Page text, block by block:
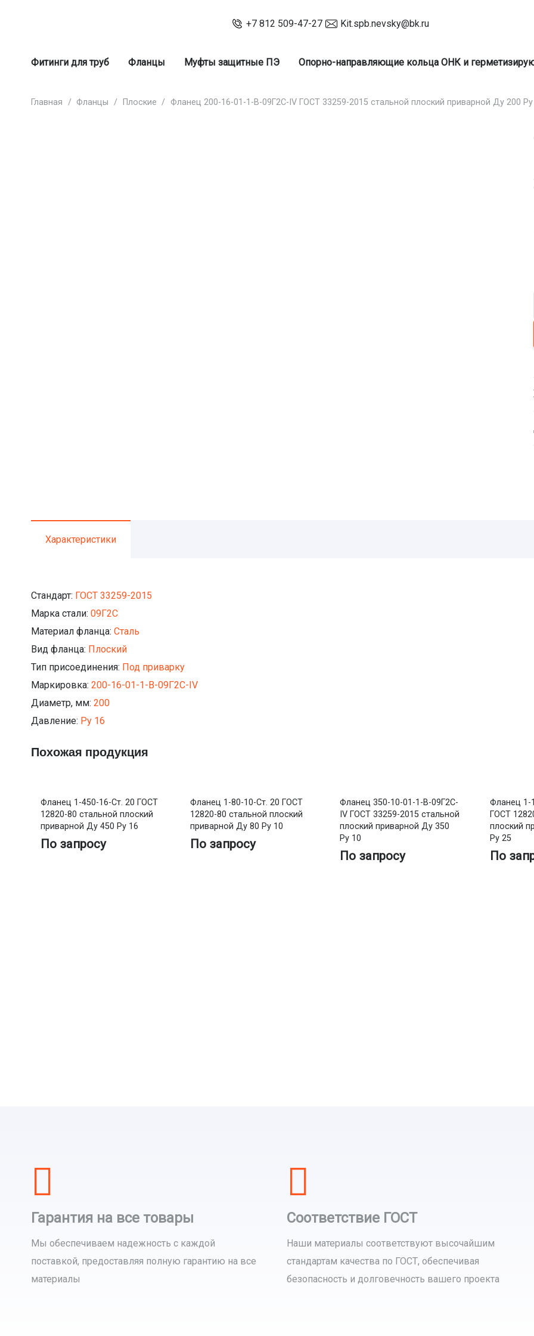
+7 812 509-47-27 Kit.spb.nevsky@bk.ru
Фитинги для труб Фланцы Муфты защитные ПЭ Опорно-направляющие кольца ОНК и
Главная / Фланцы / Плоские / Фланец 200-16-01-1-В-09Г2С-IV ГОСТ 33259-2015 стальной плоский приварной Ду 200 Ру
Характеристики
Стандарт: ГОСТ 33259-2015
Марка стали: 09Г2С
Материал фланца: Сталь
Вид фланца: Плоский
Тип присоединения: Под приварку
Маркировка: 200-16-01-1-В-09Г2С-IV
Диаметр, мм: 200
Давление: Ру 16
Похожая продукция
Фланец 1-450-16-Ст. 20 ГОСТ
12820-80 стальной плоский
приварной Ду 450 Ру 16
По запросу
Фланец 1-80-10-Ст. 20 ГОСТ
12820-80 стальной плоский
приварной Ду 80 Ру 10
По запросу
Фланец 350-10-01-1-В-09Г2С-
IV ГОСТ 33259-2015 стальной
плоский приварной Ду 350
Ру 10
По запросу
Фланец 1-
ГОСТ
плоский
Ру 25
По
Гарантия на все товары
Мы обеспечиваем надежность с каждой
поставкой, предоставляя полную гарантию на все
материалы
Соответствие ГОСТ
Наши материалы соответствуют высочайшим
стандартам качества по ГОСТ, обеспечивая
безопасность и долговечность вашего проекта